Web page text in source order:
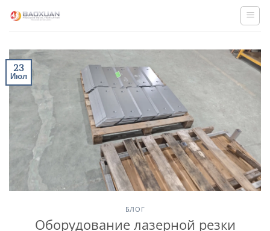
23
Июл
БЛОГ
Оборудование лазерной резки